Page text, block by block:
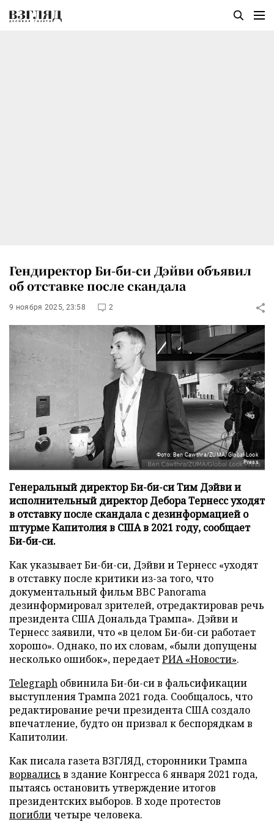
Гендиректор Би-би-си Дэйви объявил
об отставке после скандала
9 ноября 2025, 23:58 2
Фото: Ben Cawthra/ZUMA/Global Look
Press
Генеральный директор Би-би-си Тим Дэйви и
исполнительный директор Дебора Тернесс уходят
в отставку после скандала с дезинформацией о
штурме Капитолия в США в 2021 году, сообщает
Би-би-си.
Как указывает Би-би-си, Дэйви и Тернесс «уходят
в отставку после критики из-за того, что
документальный фильм BBC Panorama
дезинформировал зрителей, отредактировав речь
президента США Дональда Трампа». Дэйви и
Тернесс заявили, что «в целом Би-би-си работает
хорошо». Однако, по их словам, «были допущены
несколько ошибок», передаетРИА «Новости».
Telegraph обвинила Би-би-си в фальсификации
выступления Трампа 2021 года. Сообщалось, что
редактирование речи президента США создало
впечатление, будто он призвал к беспорядкам в
Капитолии.
Как писала газета ВЗГЛЯД, сторонники Трампа
ворвались в здание Конгресса 6 января 2021 года,
пытаясь остановить утверждение итогов
президентских выборов. В ходе протестов
погибличетыре человека.